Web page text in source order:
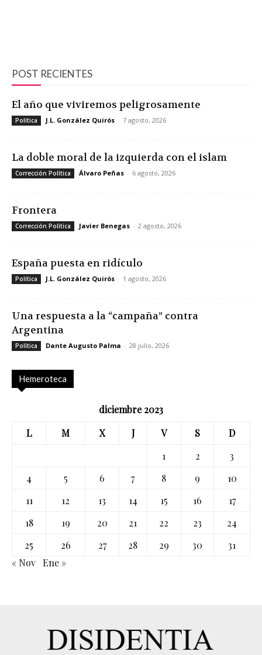
POST RECIENTES
El año que viviremos peligrosamente
Política J.L. González Quirós - 7 agosto, 2026
La doble moral de la izquierda con el islam
Corrección Política Álvaro Peñas - 6 agosto, 2026
Frontera
Corrección Política Javier Benegas - 2 agosto, 2026
España puesta en ridículo
Política J.L. González Quirós - 1 agosto, 2026
Una respuesta a la “campaña” contra
Argentina
Política Dante Augusto Palma - 28 julio, 2026
Hemeroteca
diciembre 2023
L
M X J V S
D
1
2
3
4
5 6 7 8 9
10
11
12 13 14 15 16
17
18
19 20 21 22 23
24
25
26 27 28 29 30
31
« Nov Ene »